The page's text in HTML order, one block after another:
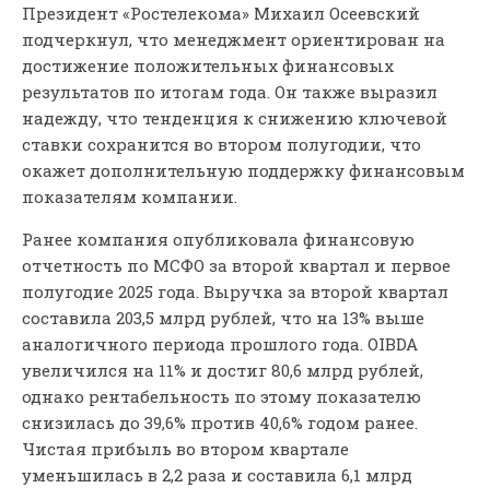
Президент «Ростелекома» Михаил Осеевский
подчеркнул, что менеджмент ориентирован на
достижение положительных финансовых
результатов по итогам года. Он также выразил
надежду, что тенденция к снижению ключевой
ставки сохранится во втором полугодии, что
окажет дополнительную поддержку финансовым
показателям компании.
Ранее компания опубликовала финансовую
отчетность по МСФО за второй квартал и первое
полугодие 2025 года. Выручка за второй квартал
составила 203,5 млрд рублей, что на 13% выше
аналогичного периода прошлого года. OIBDA
увеличился на 11% и достиг 80,6 млрд рублей,
однако рентабельность по этому показателю
снизилась до 39,6% против 40,6% годом ранее.
Чистая прибыль во втором квартале
уменьшилась в 2,2 раза и составила 6,1 млрд